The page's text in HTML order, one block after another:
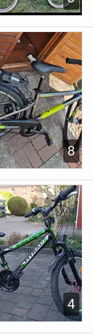
8
4